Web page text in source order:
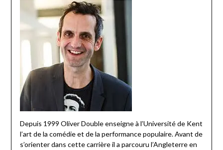
Depuis 1999 Oliver Double enseigne à l’Université de Kent
l’art de la comédie et de la performance populaire. Avant de
s’orienter dans cette carrière il a parcouru l’Angleterre en